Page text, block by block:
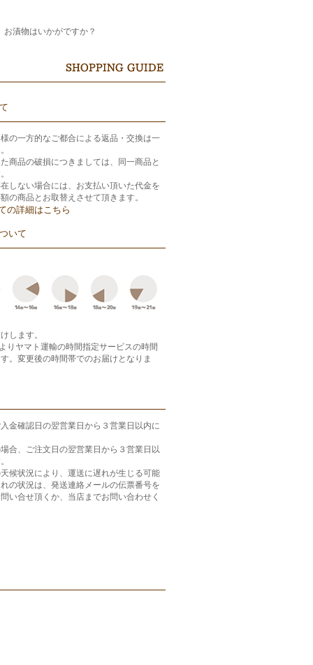
漬物はいかがですか？
の一方的なご都合による返品・交換は一
商品の破損につきましては、同一商品と
しない場合には、お支払い頂いた代金を
の商品とお取替えさせて頂きます。
の詳細はこちら
いて
します。
りヤマト運輸の時間指定サービスの時間
。変更後の時間帯でのお届けとなりま
金確認日の翌営業日から３営業日以内に
合、ご注文日の翌営業日から３営業日以
候状況により、運送に遅れが生じる可能
の状況は、発送連絡メールの伝票番号を
い合せ頂くか、当店までお問い合わせく